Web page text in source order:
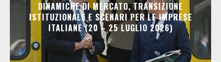
DINAMICHE DI MERCATO, TRANSIZIONE
ISTITUZIONALE E SCENARI PER LE IMPRESE
ITALIANE (20 – 25 LUGLIO 2026)